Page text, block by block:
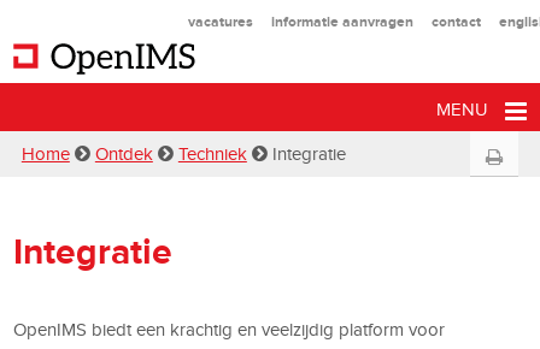
vacatures informatie aanvragen contact
MENU
Home Ontdek Techniek Integratie
Integratie
OpenIMS biedt een krachtig en veelzijdig platform voor